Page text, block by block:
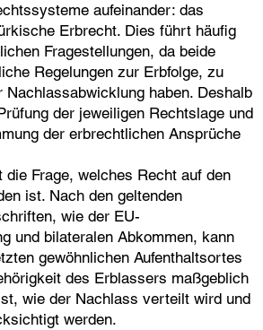
aufeinander: das
Erbrecht. Dies führt häufig
Fragestellungen, da beide
Regelungen zur Erbfolge, zu
Nachlassabwicklung haben. Deshalb
der jeweiligen Rechtslage und
der erbrechtlichen Ansprüche
Frage, welches Recht auf den
ist. Nach den geltenden
wie der EU-
und bilateralen Abkommen, kann
gewöhnlichen Aufenthaltsortes
des Erblassers maßgeblich
wie der Nachlass verteilt wird und
werden.